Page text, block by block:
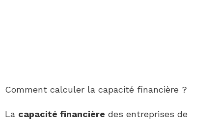
Comment calculer la capacité financière ?
La capacité financière des entreprises de